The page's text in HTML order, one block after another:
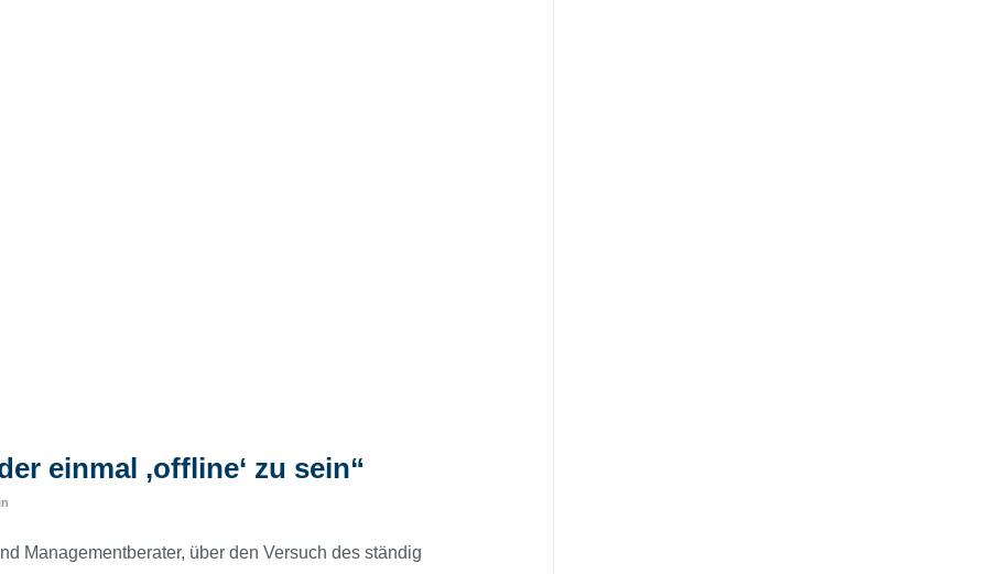
einmal ‚offline‘ zu sein“
Managementberater, über den Versuch des ständig